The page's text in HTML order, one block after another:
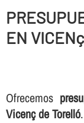
EN
Ofrecemos
Vicenç de Torelló.